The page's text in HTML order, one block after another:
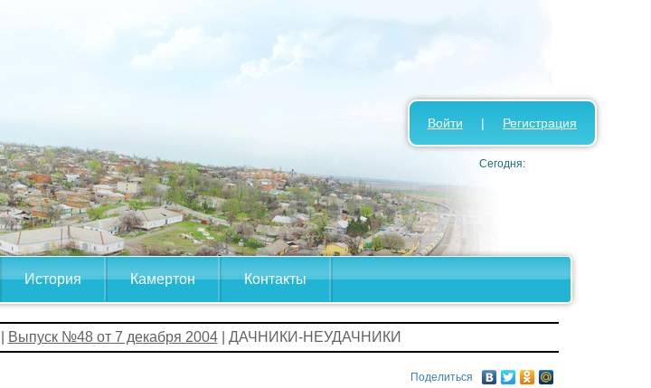
История Камертон Контакты
Войти | Регистрация
Сегодня:
Выпуск №48 от 7 декабря 2004| ДАЧНИКИ-НЕУДАЧНИКИ
Поделиться